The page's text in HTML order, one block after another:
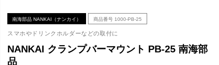
南海部品 NANKAI（ナンカイ） 商品番号 1000-PB-25
スマホやドリンクホルダーなどの取付に
NANKAI クランプバーマウント PB-25 南海部
品